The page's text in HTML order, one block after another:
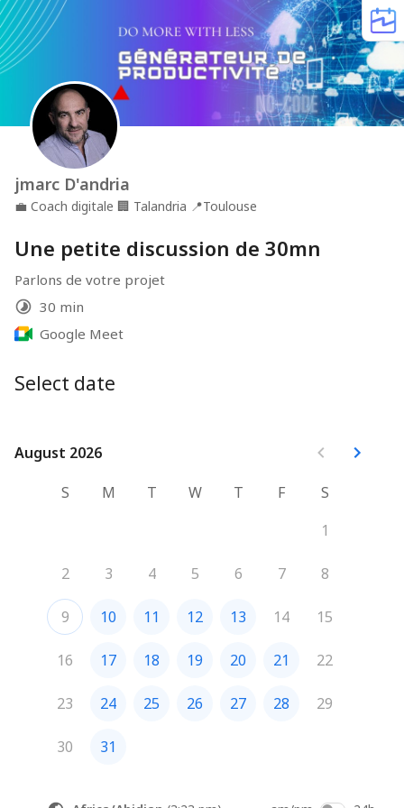
jmarc D'andria
💼 Coach digitale 🏢 Talandria 📍Toulouse
Une petite discussion de 30mn
Parlons de votre projet
30 min
Google Meet
Select date
August 2026
August 2026
S
M T W T F
S
1
2 3 4 5 6 7 8
9 10 11 12 13 14 15
16 17 18 19 20 21 22
23 24 25 26 27 28 29
30 31